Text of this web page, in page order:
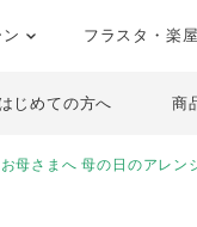
フラスタ・楽
はじめての方へ 商
母さまへ 母の日のアレン